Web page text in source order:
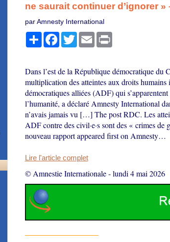
ne saurait continuer d’ignorer
par Amnesty International
PartagerFacebook
TwitterEmail Print
Dans l’est de la République démocratique
multiplication des atteintes aux droits humains
démocratiques alliées (ADF) qui
l’humanité, a déclaré Amnesty International
n’avais jamais vu […] The post RDC. Les
ADF contre des civil·e·s sont des « crimes
nouveau rapport appeared first on Amnesty…
Lire l'article complet
© Amnestie Internationale-lundi 4 mai 2026